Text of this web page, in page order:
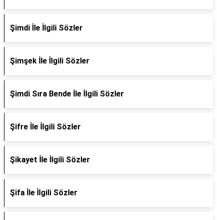
Şimdi İle İlgili Sözler
Şimşek İle İlgili Sözler
Şimdi Sıra Bende İle İlgili Sözler
Şifre İle İlgili Sözler
Şikayet İle İlgili Sözler
Şifa İle İlgili Sözler